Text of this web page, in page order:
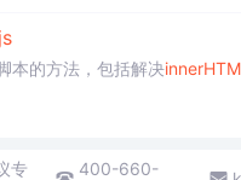
js
本的方法，包括解决
专
400-660-